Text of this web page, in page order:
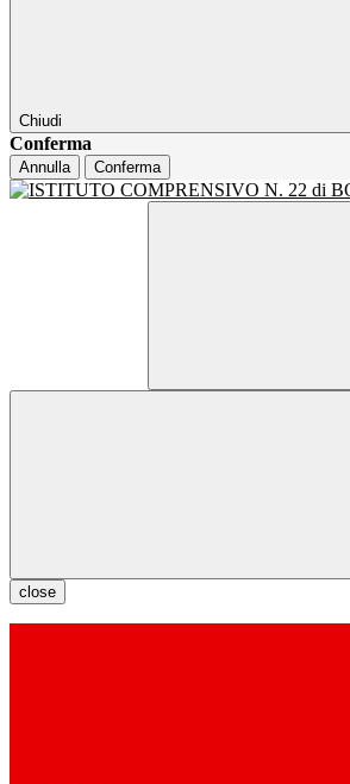
Chiudi
Conferma
Annulla Conferma
close